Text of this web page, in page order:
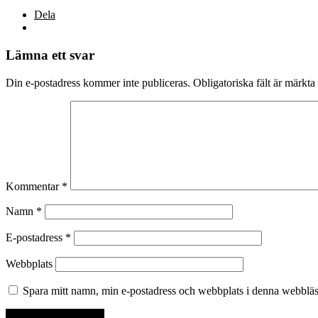
Dela
Lämna ett svar
Din e-postadress kommer inte publiceras. Obligatoriska fält är märkta
Kommentar *
Namn *
E-postadress *
Webbplats
Spara mitt namn, min e-postadress och webbplats i denna